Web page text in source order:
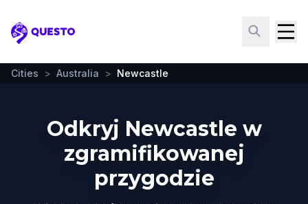
Questo
Cities > Australia > Newcastle
Odkryj Newcastle w
zgramifikowanej
przygodzie